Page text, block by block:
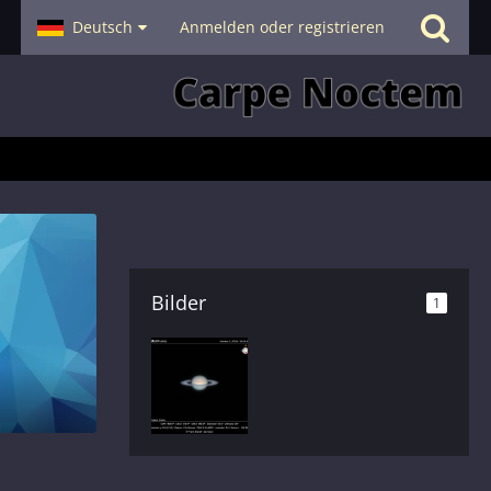
Hilfe
Deutsch Anmelden oder registrieren
Bilder 1